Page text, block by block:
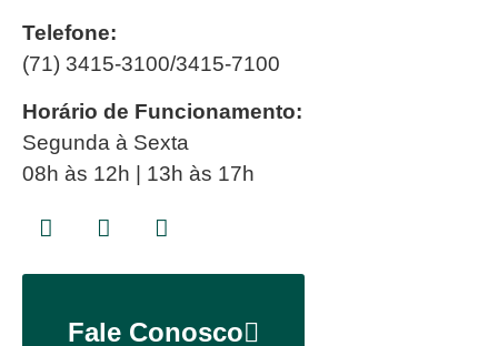
Telefone:
(71) 3415-3100/3415-7100
Horário de Funcionamento:
Segunda à Sexta
08h às 12h | 13h às 17h
Fale Conosco